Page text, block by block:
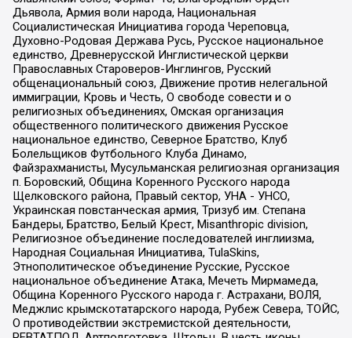
Дьявола, Армия воли народа, Национальная
Социалистическая Инициатива города Череповца,
Духовно-Родовая Держава Русь, Русское национальное
единство, Древнерусской Инглистической церкви
Православных Староверов-Инглингов, Русский
общенациональный союз, Движение против нелегальной
иммиграции, Кровь и Честь, О свободе совести и о
религиозных объединениях, Омская организация
общественного политического движения Русское
национальное единство, Северное Братство, Клуб
Болельщиков Футбольного Клуба Динамо,
Файзрахманисты, Мусульманская религиозная организация
п. Боровский, Община Коренного Русского народа
Щелковского района, Правый сектор, УНА - УНСО,
Украинская повстанческая армия, Тризуб им. Степана
Бандеры, Братство, Белый Крест, Misanthropic division,
Религиозное объединение последователей инглиизма,
Народная Социальная Инициатива, TulaSkins,
Этнополитическое объединение Русские, Русское
национальное объединение Атака, Мечеть Мирмамеда,
Община Коренного Русского народа г. Астрахани, ВОЛЯ,
Меджлис крымскотатарского народа, Рубеж Севера, ТОЙС,
О противодействии экстремистской деятельности,